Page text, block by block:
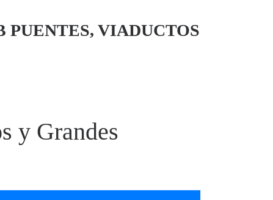
PUENTES, VIADUCTOS
y Grandes